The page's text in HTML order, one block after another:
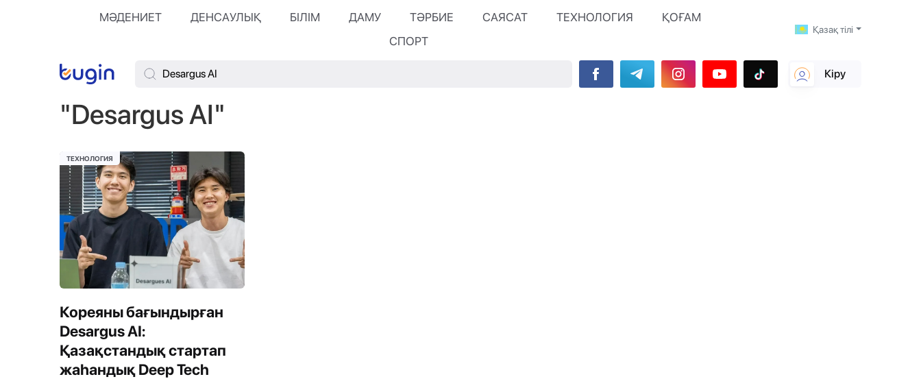
МӘДЕНИЕТ ДЕНСАУЛЫҚ БІЛІМ ДАМУ ТӘРБИЕ САЯСАТ ТЕХНОЛОГИЯ
ҚОҒАМ
СПОРТ
Қазақ тілі
Кіру
"Desargus AI"
Кореяны бағындырған
Desargus AI:
Қазақстандық стартап
жаһандық Deep Tech
ТЕХНОЛОГИЯ